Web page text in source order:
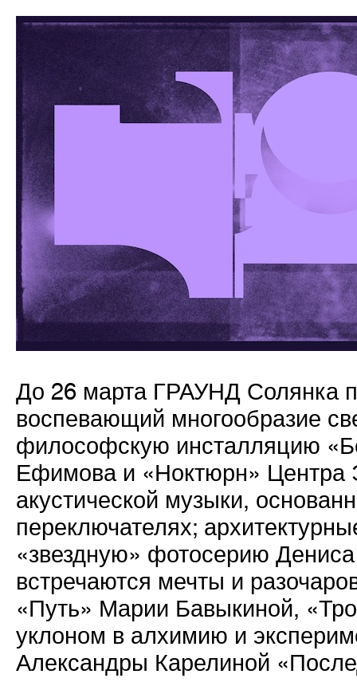
До 26 марта ГРАУНД Солянка
воспевающий многообразие
философскую инсталляцию
Ефимова и «Ноктюрн» Центра
акустической музыки,
переключателях;
«звездную» фотосерию
встречаются мечты и
«Путь» Марии Бавыкиной,
уклоном в алхимию и
Александры Карелиной